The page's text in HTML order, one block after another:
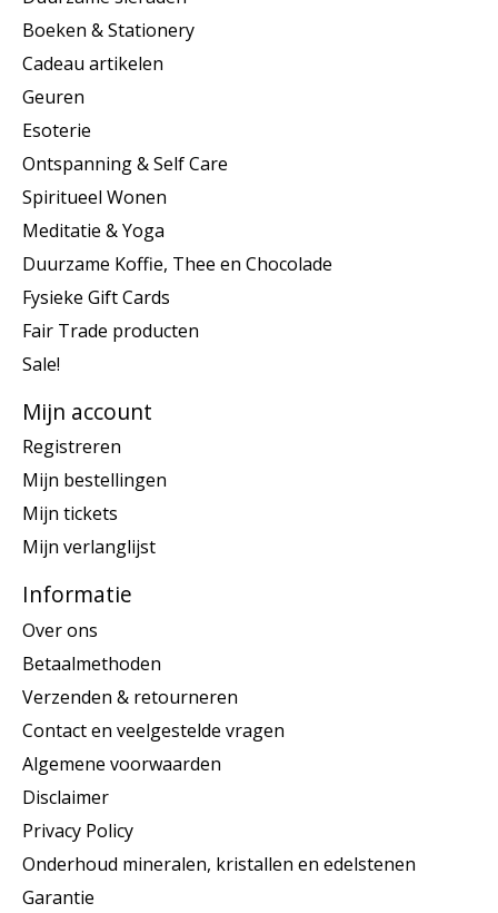
Boeken & Stationery
Cadeau artikelen
Geuren
Esoterie
Ontspanning & Self Care
Spiritueel Wonen
Meditatie & Yoga
Duurzame Koffie, Thee en Chocolade
Fysieke Gift Cards
Fair Trade producten
Sale!
Mijn account
Registreren
Mijn bestellingen
Mijn tickets
Mijn verlanglijst
Informatie
Over ons
Betaalmethoden
Verzenden & retourneren
Contact en veelgestelde vragen
Algemene voorwaarden
Disclaimer
Privacy Policy
Onderhoud mineralen, kristallen en edelstenen
Garantie